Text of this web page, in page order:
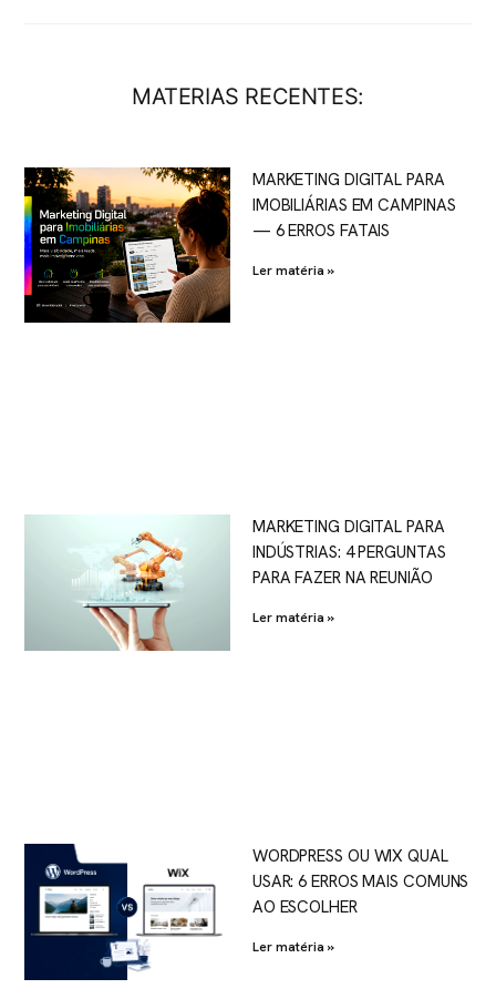
MATERIAS RECENTES:
MARKETING DIGITAL PARA
IMOBILIÁRIAS EM CAMPINAS
— 6 ERROS FATAIS
Ler matéria »
MARKETING DIGITAL PARA
INDÚSTRIAS: 4 PERGUNTAS
PARA FAZER NA REUNIÃO
Ler matéria »
WORDPRESS OU WIX QUAL
USAR: 6 ERROS MAIS COMUNS
AO ESCOLHER
Ler matéria »